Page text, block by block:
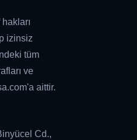
izinsiz
tüm
ve
aittir.
Cd.,